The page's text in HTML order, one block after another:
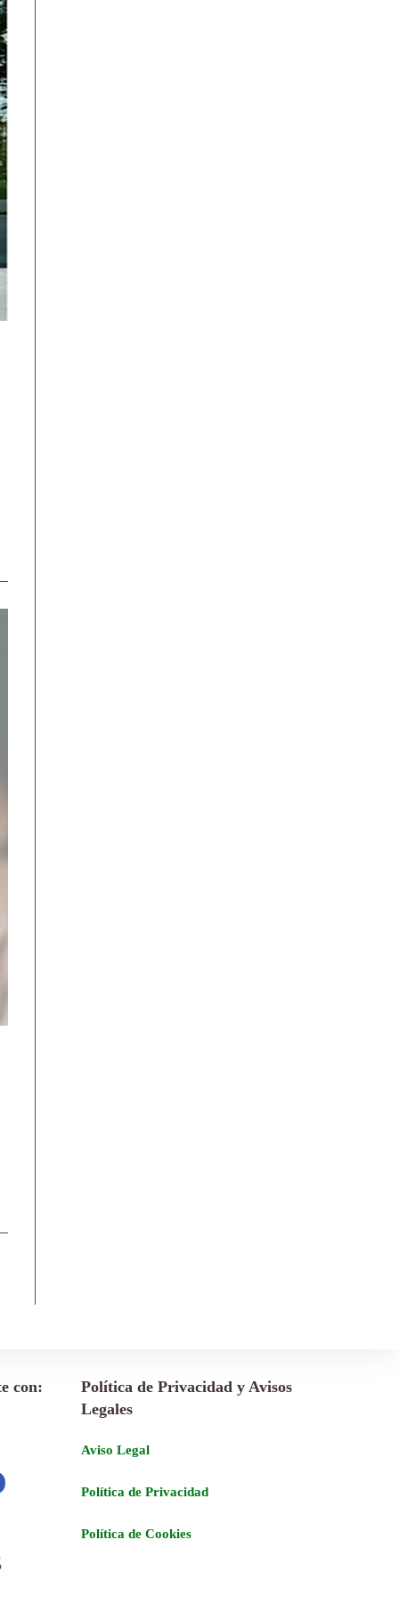
con:
Política de Privacidad y Avisos
Legales
Aviso Legal
Política de Privacidad
Política de Cookies